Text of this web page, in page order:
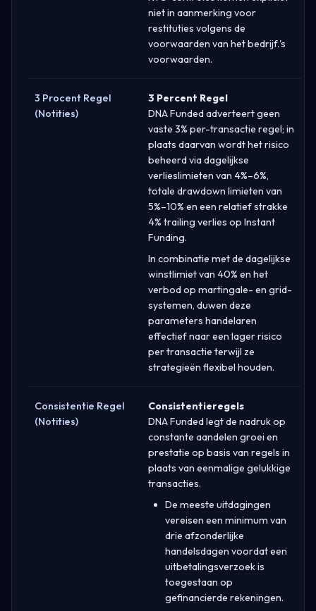
niet in aanmerking voor
restituties volgens de
voorwaarden van het bedrijf.'s
voorwaarden.
3 Procent Regel
(Notities)
3 Percent Regel
DNA Funded adverteert geen
vaste 3% per-transactie regel; in
plaats daarvan wordt het risico
beheerd via dagelijkse
verlieslimieten van 4%–6%,
totale drawdown limieten van
5%–10% en een relatief strakke
4% trailing verlies op Instant
Funding.
In combinatie met de dagelijkse
winstlimiet van 40% en het
verbod op martingale- en grid-
systemen, duwen deze
parameters handelaren
effectief naar een lager risico
per transactie terwijl ze
strategieën flexibel houden.
Consistentie Regel
(Notities)
Consistentieregels
DNA Funded legt de nadruk op
constante aandelen groei en
prestatie op basis van regels in
plaats van eenmalige gelukkige
transacties.
De meeste uitdagingen
vereisen een minimum van
drie afzonderlijke
handelsdagen voordat een
uitbetalingsverzoek is
toegestaan op
gefinancierde rekeningen.